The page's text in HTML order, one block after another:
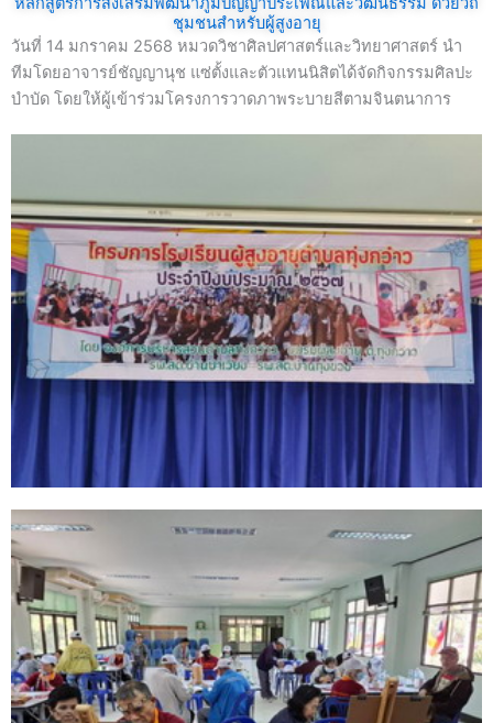
ชุมชนสำหรับผู้สูงอายุ
วันที่ 14 มกราคม 2568 หมวดวิชาศิลปศาสตร์และวิทยาศาสตร์ นำ
ทีมโดยอาจารย์ชัญญานุช แซ่ตั้งและตัวแทนนิสิตได้จัดกิจกรรมศิลปะ
บำบัด โดยให้ผู้เข้าร่วมโครงการวาดภาพระบายสีตามจินตนาการ